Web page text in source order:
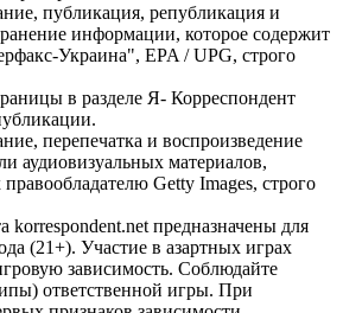
публикация, републикация и
информации, которое содержит
Украина", EPA / UPG, строго
в разделе Я- Корреспондент
перепечатка и воспроизведение
аудиовизуальных материалов,
Getty Images, строго
korrespondent.net предназначены для
(21+). Участие в азартных играх
зависимость. Соблюдайте
ответственной игры. При